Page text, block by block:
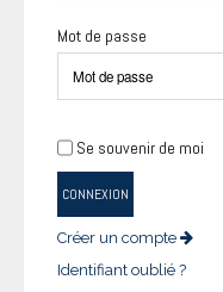
Mot de passe
Se souvenir de moi
CONNEXION
Créer un compte
Identifiant oublié ?